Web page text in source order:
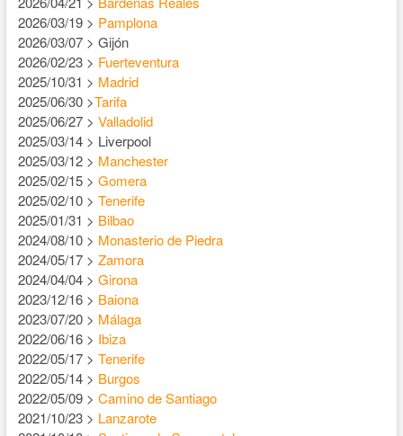
2026/03/19 > Pamplona
2026/03/07 > Gijón
2026/02/23 > Fuerteventura
2025/10/31 > Madrid
2025/06/30 >Tarifa
2025/06/27 > Valladolid
2025/03/14 > Liverpool
2025/03/12 > Manchester
2025/02/15 > Gomera
2025/02/10 > Tenerife
2025/01/31 > Bilbao
2024/08/10 > Monasterio de Piedra
2024/05/17 > Zamora
2024/04/04 > Girona
2023/12/16 > Baiona
2023/07/20 > Málaga
2022/06/16 > Ibiza
2022/05/17 > Tenerife
2022/05/14 > Burgos
2022/05/09 > Camino de Santiago
2021/10/23 > Lanzarote